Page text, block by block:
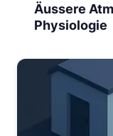
Äussere
Physiologie